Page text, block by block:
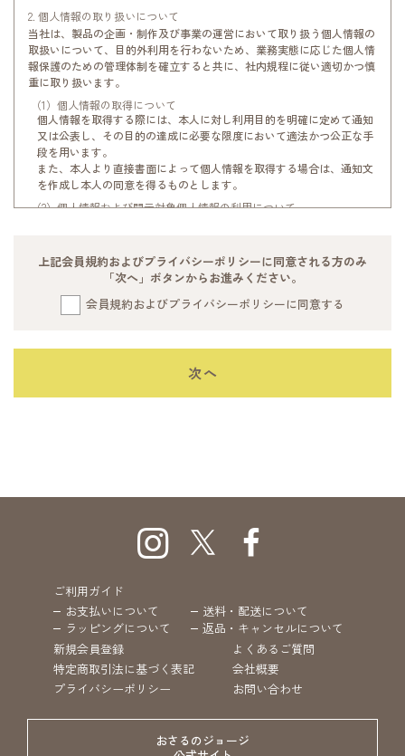
用履歴のある場合、もしくは既に弊社会員である場合に発行となりま
す。
4.発行されたポイントは弊社の定める有効期間内に限り、利用できるも
のとします。
ポイント有効期間は最終ご購入日から1年間とします。
5.会員は発行されたポイントを商品購入時の割り引き等、弊社が定める
方法により利用できるものとします。
6.ポイントが発行された会員はログインした時、弊社が運営するWEBサ
イト会員ページ画面にて自己のポイント数が照会できます。
7.弊社は、本条項に定めるポイントサービスの内容を任意に変更、また
はポイントサービスを廃止することができるものとします。
8.会員は、発行されたポイントを第三者に貸与、譲渡、名義変更、売
第6条 会員へのサービス停止およびポイントサービスの利用停止と会員
情報の抹消
弊社は、会員が以下の条項に該当すると判断した場合、会員に事前に通
時点までの全てのポイントの抹消および会員資格の抹消を行うことがで
1.会員サービス利用規約（付帯する全ての規定を含む）に違反した場合
2.IDまたはパスワードを不正に使用し、または使用させた場合
弊社は、法令により免責が認められない場合を除き、ポイントサービス
の利用に関して会員が被った損害、損失、不利益に対して一切の責任を
負わないものとします。
第8条 合意管轄裁判所
弊社が運営する当サイトの利用に関して、会員と弊社との間で紛争が生
じた場合、大阪地方裁判所を会員と弊社の合意管轄裁判所とします。
第9条 準拠法
本規約の解釈、適用については日本法に準拠します。
2. 個人情報の取り扱いについて
当社は、製品の企画・制作及び事業の運営において取り扱う個人情報の
取扱いについて、目的外利用を行わないため、業務実態に応じた個人情
報保護のための管理体制を確立すると共に、社内規程に従い適切かつ慎
重に取り扱います。
（1）個人情報の取得について
個人情報を取得する際には、本人に対し利用目的を明確に定めて通知
又は公表し、その目的の達成に必要な限度において適法かつ公正な手
段を用います。
また、本人より直接書面によって個人情報を取得する場合は、通知文
を作成し本人の同意を得るものとします。
（2）個人情報および開示対象個人情報の利用について
また、当社では目的外利用を行わないための措置を講じます。目的外
利用の必要性が生じた場合は、法令により許される場合を除き、その
利用について本人の同意を得るものとします。 当社では、個人情報を
以下の目的で利用させていただきます。 お客さまの個人情報の当社へ
の提供は、任意でございますが、個人情報をご提供いただけない場合
がありますので、ご了承ください。
■お客様情報の利用目的（開示対象）：
・その他、情報処理業務に関わる委託
（3）個人情報の外部委託について
務を外部委託する場合があります。
委託先に対しては、契約書等で個人情報の取扱いに関する事項を定
め、個人情報の安全管理について必要かつ適切な監督を行います。
（4）第三者提供の制限
当社では、当社で取り扱う以下のいずれかの場合を除き、第三者に提
供いたしません。
・本人の同意を得ている場合
て、本人の同意を得ることが困難であるとき
上記会員規約およびプライバシーポリシーに同意される方のみ
「次へ」ボタンからお進みください。
会員規約およびプライバシーポリシーに同意する
次へ
ご利用ガイド
お支払いについて
送料・配送について
ラッピングについて
返品・キャンセルについて
新規会員登録
よくあるご質問
特定商取引法に基づく表記
会社概要
プライバシーポリシー
お問い合わせ
おさるのジョージ